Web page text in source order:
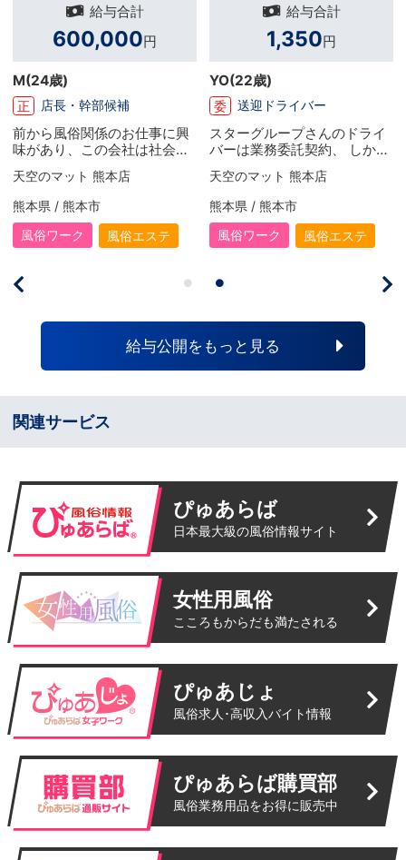
給与合計
円
ライバー
ープさんのドライ
委託契約、 しかも
も高いうえに、他
んと 違って基本的
送迎業務のみ。 働
服装も自由、社員
っかりしており、
プとは比べ物にな
イバーの扱いが本
った・・・） 時給
出来るこのお仕事
ト 熊本店
本市
風俗エステ
給与合計
850,000円
セラピスト
専業セラピスト
女性用風俗帝
東京都 / 渋谷
風俗ワーク
女性用風俗
風俗ワーク
給与公開をもっと見る
関連サービス
ぴゅあらば
日本最大級の風俗情報サイト
女性用風俗
こころもからだも満たされる
ぴゅあじょ
風俗求人･高収入バイト情報
ぴゅあらば購買部
風俗業務用品をお得に販売中